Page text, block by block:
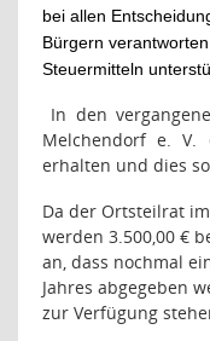
bei allen
Bürgern
Steuermitteln
In den
Melchendorf e.
erhalten und dies
Da der Ortsteilrat
werden 3.500,00 €
an, dass nochmal
Jahres abgegeben
zur Verfügung